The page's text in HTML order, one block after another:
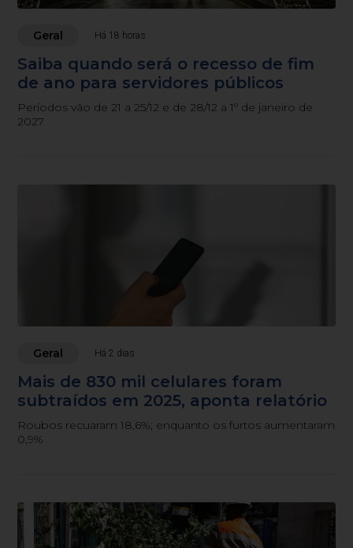
Geral Há 18 horas
Saiba quando será o recesso de fim
de ano para servidores públicos
Períodos vão de 21 a 25/12 e de 28/12 a 1º de janeiro de
2027
Geral Há 2 dias
Mais de 830 mil celulares foram
subtraídos em 2025, aponta relatório
Roubos recuaram 18,6%; enquanto os furtos aumentaram
0,9%